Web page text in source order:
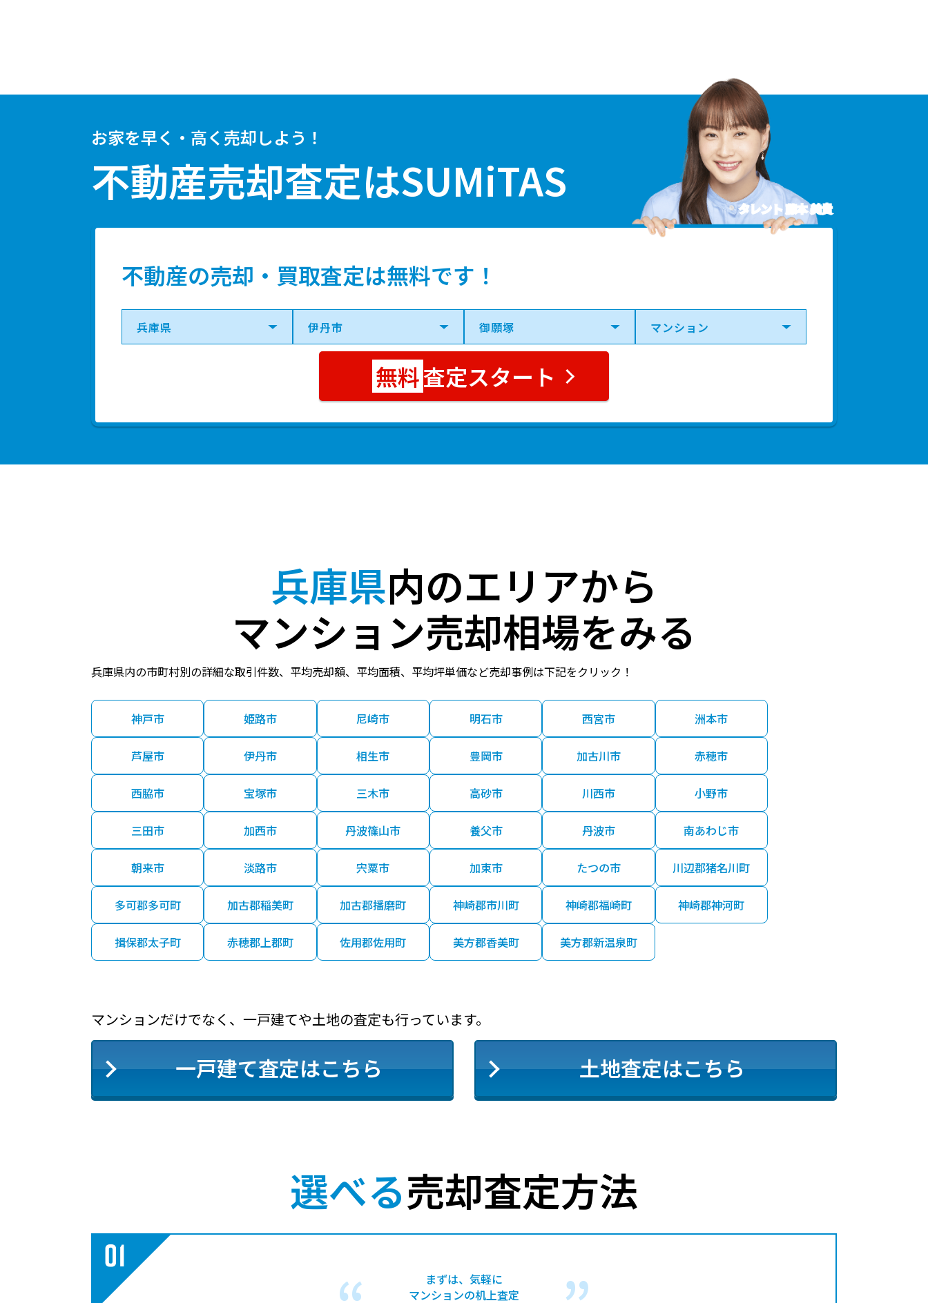
お家を早く・高く売却しよう！
不動産売却査定はSUMiTAS
不動産の売却・買取査定は無料です！
タレント 藤本 美貴
査定スタート
兵庫県内のエリアから
マンション売却相場をみる
兵庫県内の市町村別の詳細な取引件数、平均売却額、平均面積、平均坪単価など売却事例は下記をクリック！
神戸市 姫路市 尼崎市 明石市 西宮市 洲本市
芦屋市 伊丹市 相生市 豊岡市 加古川市 赤穂市
西脇市 宝塚市 三木市 高砂市 川西市 小野市
三田市 加西市 丹波篠山市 養父市 丹波市 南あわじ市
朝来市 淡路市 宍粟市 加東市 たつの市 川辺郡猪名川町
多可郡多可町 加古郡稲美町 加古郡播磨町 神崎郡市川町 神崎郡福崎町 神崎郡神河町
揖保郡太子町 赤穂郡上郡町 佐用郡佐用町 美方郡香美町 美方郡新温泉町
マンションだけでなく、一戸建てや土地の査定も行っています。
一戸建て査定はこちら 土地査定はこちら
選べる売却査定方法
まずは、気軽に
マンションの机上査定